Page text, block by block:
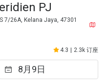
PJ
7/26A, Kelana Jaya, 47301
4.3 2.3k 订座